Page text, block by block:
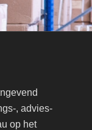
, advies-
op het